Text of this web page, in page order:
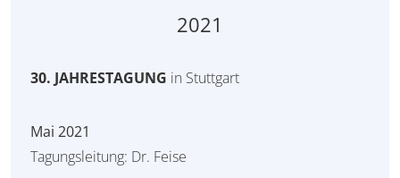
2021
30. JAHRESTAGUNG in Stuttgart
Mai 2021
Tagungsleitung: Dr. Feise